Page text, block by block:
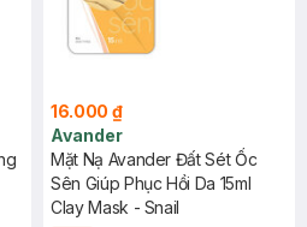
16.000 ₫
Avander
Mặt Nạ Avander Đất Sét Ốc
Sên Giúp Phục Hồi Da 15ml
Clay Mask - Snail